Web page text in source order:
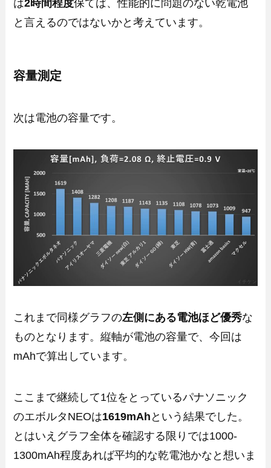
は2時間程度保てば、性能的に問題のない乾電池
と言えるのではないかと考えています。
容量測定
次は電池の容量です。
これまで同様グラフの左側にある電池ほど優秀な
ものとなります。縦軸が電池の容量で、今回は
mAhで算出しています。
ここまで継続して1位をとっているパナソニック
のエボルタNEOは1619mAh という結果でした。
とはいえグラフ全体を確認する限りでは1000-
1300mAh程度あれば平均的な乾電池かなと想いま